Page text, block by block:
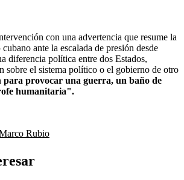
con una advertencia que resume la
ante la escalada de presión desde
diferencia política entre dos Estados,
sobre el sistema político o el gobierno de otro
para provocar una guerra, un baño de
humanitaria".
Rubio